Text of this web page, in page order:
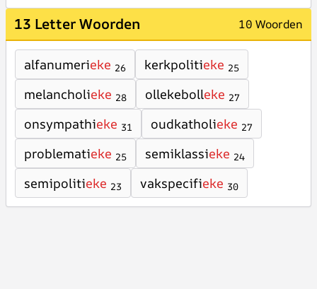
13 Letter Woorden 10 Woorden
alfanumerieke 26 kerkpolitieke 25
melancholieke 28 ollekebolleke 27
onsympathieke 31 oudkatholieke 27
problematieke 25 semiklassieke 24
semipolitieke 23 vakspecifieke 30